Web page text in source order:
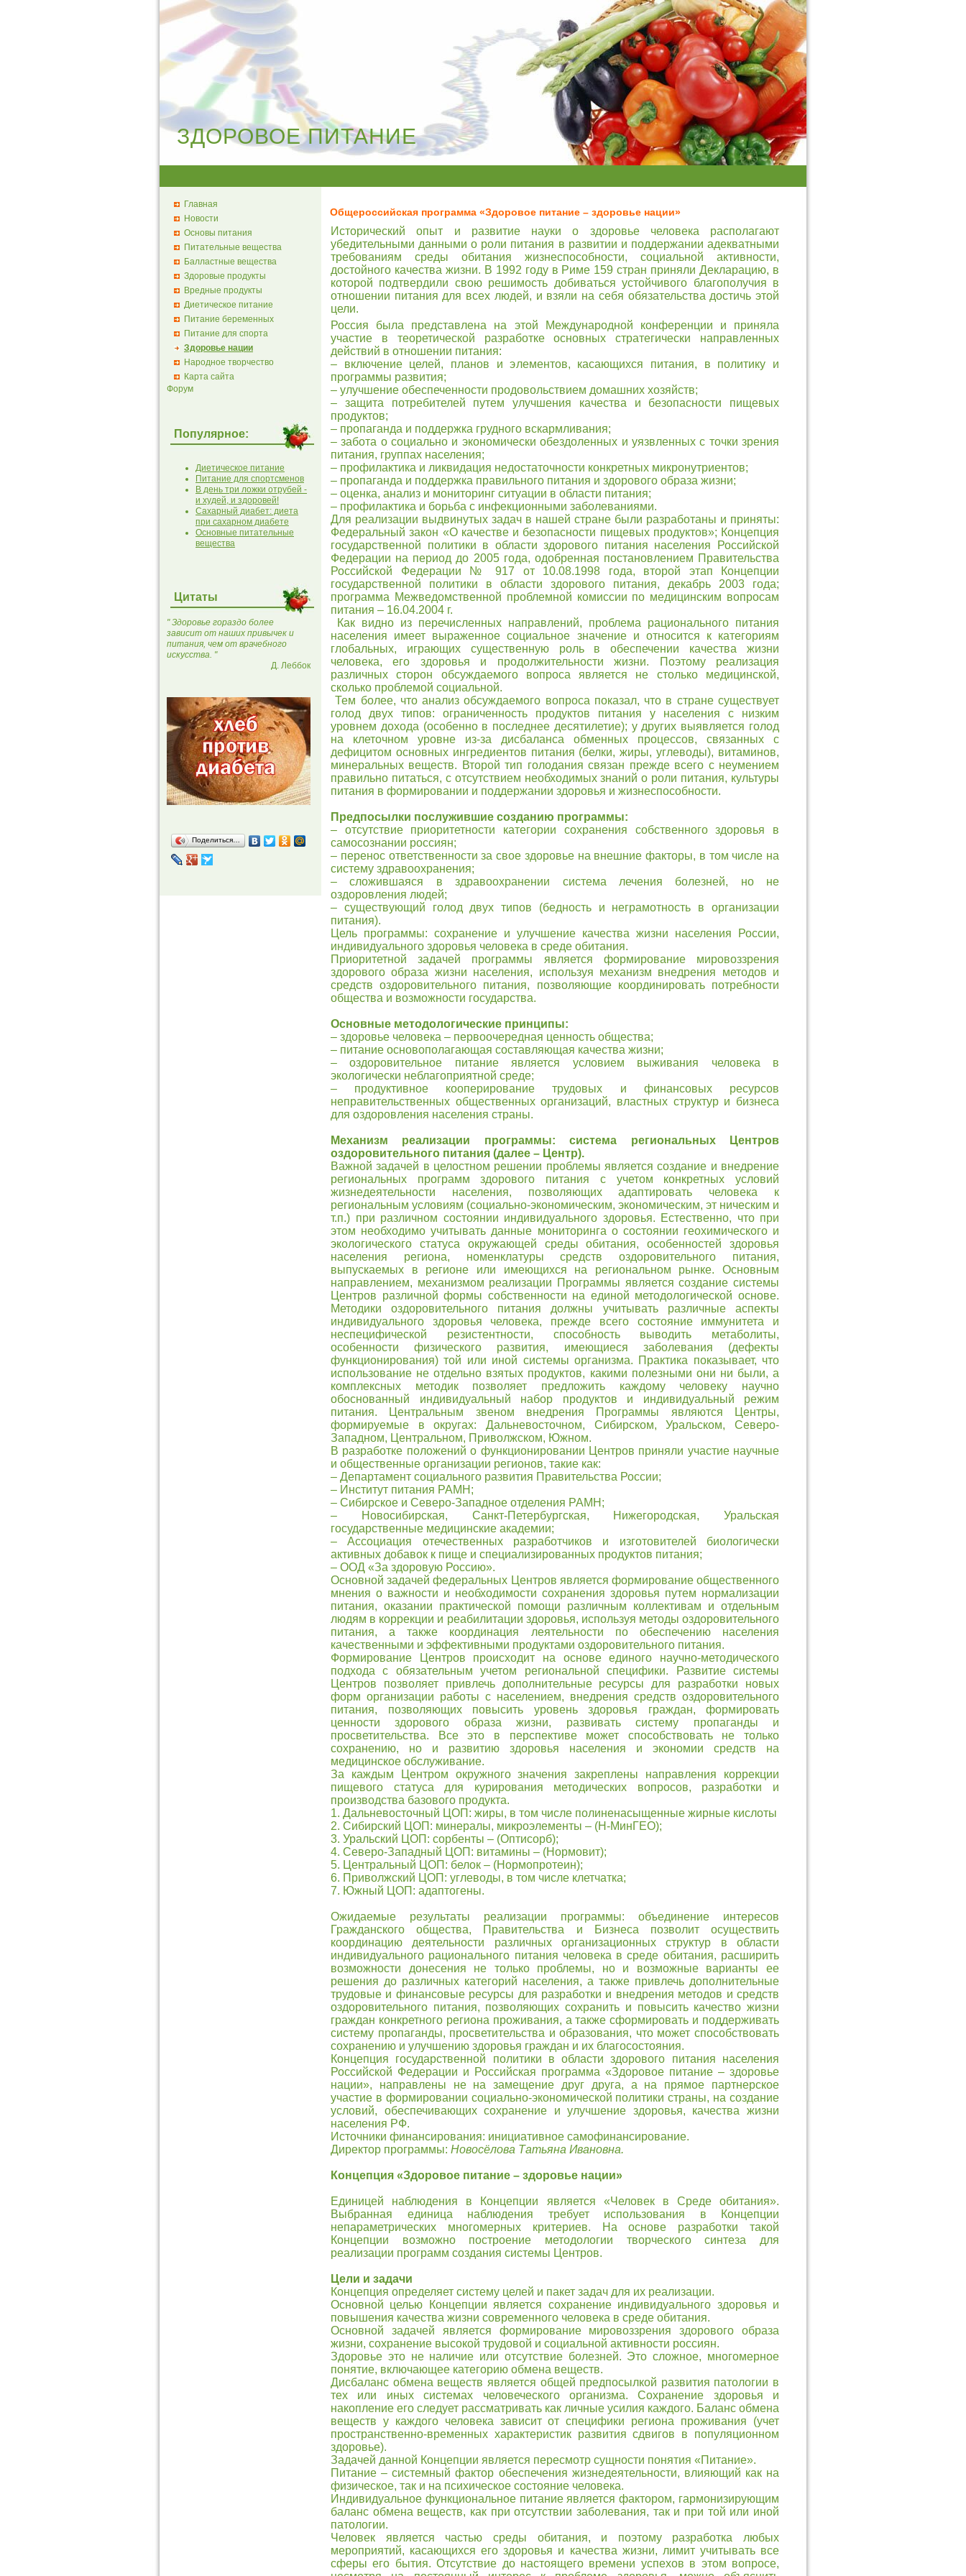
ЗДОРОВОЕ ПИТАНИЕ
Главная
Новости
Основы питания
Питательные вещества
Балластные вещества
Здоровые продукты
Вредные продукты
Диетическое питание
Питание беременных
Питание для спорта
Здоровье нации
Народное творчество
Карта сайта
Форум
Популярное:
Диетическое питание
Питание для спортсменов
В день три ложки отрубей -
и худей, и здоровей!
Сахарный диабет: диета
при сахарном диабете
Основные питательные
вещества
Цитаты
" Здоровье гораздо более
зависит от наших привычек и
питания, чем от врачебного
искусства. "
Д. Леббок
Поделиться…
Общероссийская программа «Здоровое питание – здоровье нации»
Исторический опыт и развитие науки о здоровье человека располагают
убедительными данными о роли питания в развитии и поддержании адекватными
требованиям среды обитания жизнеспособности, социальной активности,
достойного качества жизни. В 1992 году в Риме 159 стран приняли Декларацию, в
которой подтвердили свою решимость добиваться устойчивого благополучия в
отношении питания для всех людей, и взяли на себя обязательства достичь этой
цели.
Россия была представлена на этой Международной конференции и приняла
участие в теоретической разработке основных стратегически направленных
действий в отношении питания:
– включение целей, планов и элементов, касающихся питания, в политику и
программы развития;
– улучшение обеспеченности продовольствием домашних хозяйств;
– защита потребителей путем улучшения качества и безопасности пищевых
продуктов;
– пропаганда и поддержка грудного вскармливания;
– забота о социально и экономически обездоленных и уязвленных с точки зрения
питания, группах населения;
– профилактика и ликвидация недостаточности конкретных микронутриентов;
– пропаганда и поддержка правильного питания и здорового образа жизни;
– оценка, анализ и мониторинг ситуации в области питания;
– профилактика и борьба с инфекционными заболеваниями.
Для реализации выдвинутых задач в нашей стране были разработаны и приняты:
Федеральный закон «О качестве и безопасности пищевых продуктов»; Концепция
государственной политики в области здорового питания населения Российской
Федерации на период до 2005 года, одобренная постановлением Правительства
Российской Федерации № 917 от 10.08.1998 года, второй этап Концепции
государственной политики в области здорового питания, декабрь 2003 года;
программа Межведомственной проблемной комиссии по медицинским вопросам
питания – 16.04.2004 г.
Как видно из перечисленных направлений, проблема рационального питания
населения имеет выраженное социальное значение и относится к категориям
глобальных, играющих существенную роль в обеспечении качества жизни
человека, его здоровья и продолжительности жизни. Поэтому реализация
различных сторон обсуждаемого вопроса является не столько медицинской,
сколько проблемой социальной.
Тем более, что анализ обсуждаемого вопроса показал, что в стране существует
голод двух типов: ограниченность продуктов питания у населения с низким
уровнем дохода (особенно в последнее десятилетие); у других выявляется голод
на клеточном уровне из-за дисбаланса обменных процессов, связанных с
дефицитом основных ингредиентов питания (белки, жиры, углеводы), витаминов,
минеральных веществ. Второй тип голодания связан прежде всего с неумением
правильно питаться, с отсутствием необходимых знаний о роли питания, культуры
питания в формировании и поддержании здоровья и жизнеспособности.
Предпосылки послужившие созданию программы:
– отсутствие приоритетности категории сохранения собственного здоровья в
самосознании россиян;
– перенос ответственности за свое здоровье на внешние факторы, в том числе на
систему здравоохранения;
– сложившаяся в здравоохранении система лечения болезней, но не
оздоровления людей;
– существующий голод двух типов (бедность и неграмотность в организации
питания).
Цель программы: сохранение и улучшение качества жизни населения России,
индивидуального здоровья человека в среде обитания.
Приоритетной задачей программы является формирование мировоззрения
здорового образа жизни населения, используя механизм внедрения методов и
средств оздоровительного питания, позволяющие координировать потребности
общества и возможности государства.
Основные методологические принципы:
– здоровье человека – первоочередная ценность общества;
– питание основополагающая составляющая качества жизни;
– оздоровительное питание является условием выживания человека в
экологически неблагоприятной среде;
– продуктивное кооперирование трудовых и финансовых ресурсов
неправительственных общественных организаций, властных структур и бизнеса
для оздоровления населения страны.
Механизм реализации программы: система региональных Центров
оздоровительного питания (далее – Центр).
Важной задачей в целостном решении проблемы является создание и внедрение
региональных программ здорового питания с учетом конкретных условий
жизнедеятельности населения, позволяющих адаптировать человека к
региональным условиям (социально-экономическим, экономическим, эт ническим и
т.п.) при различном состоянии индивидуального здоровья. Естественно, что при
этом необходимо учитывать данные мониторинга о состоянии геохимического и
экологического статуса окружающей среды обитания, особенностей здоровья
населения региона, номенклатуры средств оздоровительного питания,
выпускаемых в регионе или имеющихся на региональном рынке. Основным
направлением, механизмом реализации Программы является создание системы
Центров различной формы собственности на единой методологической основе.
Методики оздоровительного питания должны учитывать различные аспекты
индивидуального здоровья человека, прежде всего состояние иммунитета и
неспецифической резистентности, способность выводить метаболиты,
особенности физического развития, имеющиеся заболевания (дефекты
функционирования) той или иной системы организма. Практика показывает, что
использование не отдельно взятых продуктов, какими полезными они ни были, а
комплексных методик позволяет предложить каждому человеку научно
обоснованный индивидуальный набор продуктов и индивидуальный режим
питания. Центральным звеном внедрения Программы являются Центры,
формируемые в округах: Дальневосточном, Сибирском, Уральском, Северо-
Западном, Центральном, Приволжском, Южном.
В разработке положений о функционировании Центров приняли участие научные
и общественные организации регионов, такие как:
– Департамент социального развития Правительства России;
– Институт питания РАМН;
– Сибирское и Северо-Западное отделения РАМН;
– Новосибирская, Санкт-Петербургская, Нижегородская, Уральская
государственные медицинские академии;
– Ассоциация отечественных разработчиков и изготовителей биологически
активных добавок к пище и специализированных продуктов питания;
– ООД «За здоровую Россию».
Основной задачей федеральных Центров является формирование общественного
мнения о важности и необходимости сохранения здоровья путем нормализации
питания, оказании практической помощи различным коллективам и отдельным
людям в коррекции и реабилитации здоровья, используя методы оздоровительного
питания, а также координация леятельности по обеспечению населения
качественными и эффективными продуктами оздоровительного питания.
Формирование Центров происходит на основе единого научно-методического
подхода с обязательным учетом региональной специфики. Развитие системы
Центров позволяет привлечь дополнительные ресурсы для разработки новых
форм организации работы с населением, внедрения средств оздоровительного
питания, позволяющих повысить уровень здоровья граждан, формировать
ценности здорового образа жизни, развивать систему пропаганды и
просветительства. Все это в перспективе может способствовать не только
сохранению, но и развитию здоровья населения и экономии средств на
медицинское обслуживание.
За каждым Центром окружного значения закреплены направления коррекции
пищевого статуса для курирования методических вопросов, разработки и
производства базового продукта.
1. Дальневосточный ЦОП: жиры, в том числе полиненасыщенные жирные кислоты
2. Сибирский ЦОП: минералы, микроэлементы – (Н-МинГЕО);
3. Уральский ЦОП: сорбенты – (Оптисорб);
4. Северо-Западный ЦОП: витамины – (Нормовит);
5. Центральный ЦОП: белок – (Нормопротеин);
6. Приволжский ЦОП: углеводы, в том числе клетчатка;
7. Южный ЦОП: адаптогены.
Ожидаемые результаты реализации программы: объединение интересов
Гражданского общества, Правительства и Бизнеса позволит осуществить
координацию деятельности различных организационных структур в области
индивидуального рационального питания человека в среде обитания, расширить
возможности донесения не только проблемы, но и возможные варианты ее
решения до различных категорий населения, а также привлечь дополнительные
трудовые и финансовые ресурсы для разработки и внедрения методов и средств
оздоровительного питания, позволяющих сохранить и повысить качество жизни
граждан конкретного региона проживания, а также сформировать и поддерживать
систему пропаганды, просветительства и образования, что может способствовать
сохранению и улучшению здоровья граждан и их благосостояния.
Концепция государственной политики в области здорового питания населения
Российской Федерации и Российская программа «Здоровое питание – здоровье
нации», направлены не на замещение друг друга, а на прямое партнерское
участие в формировании социально-экономической политики страны, на создание
условий, обеспечивающих сохранение и улучшение здоровья, качества жизни
населения РФ.
Источники финансирования: инициативное самофинансирование.
Директор программы: Новосёлова Татьяна Ивановна.
Концепция «Здоровое питание – здоровье нации»
Единицей наблюдения в Концепции является «Человек в Среде обитания».
Выбранная единица наблюдения требует использования в Концепции
непараметрических многомерных критериев. На основе разработки такой
Концепции возможно построение методологии творческого синтеза для
реализации программ создания системы Центров.
Цели и задачи
Концепция определяет систему целей и пакет задач для их реализации.
Основной целью Концепции является сохранение индивидуального здоровья и
повышения качества жизни современного человека в среде обитания.
Основной задачей является формирование мировоззрения здорового образа
жизни, сохранение высокой трудовой и социальной активности россиян.
Здоровье это не наличие или отсутствие болезней. Это сложное, многомерное
понятие, включающее категорию обмена веществ.
Дисбаланс обмена веществ является общей предпосылкой развития патологии в
тех или иных системах человеческого организма. Сохранение здоровья и
накопление его следует рассматривать как личные усилия каждого. Баланс обмена
веществ у каждого человека зависит от специфики региона проживания (учет
пространственно-временных характеристик развития сдвигов в популяционном
здоровье).
Задачей данной Концепции является пересмотр сущности понятия «Питание».
Питание – системный фактор обеспечения жизнедеятельности, влияющий как на
физическое, так и на психическое состояние человека.
Индивидуальное функциональное питание является фактором, гармонизирующим
баланс обмена веществ, как при отсутствии заболевания, так и при той или иной
патологии.
Человек является частью среды обитания, и поэтому разработка любых
мероприятий, касающихся его здоровья и качества жизни, лимит учитывать все
сферы его бытия. Отсутствие до настоящего времени успехов в этом вопросе,